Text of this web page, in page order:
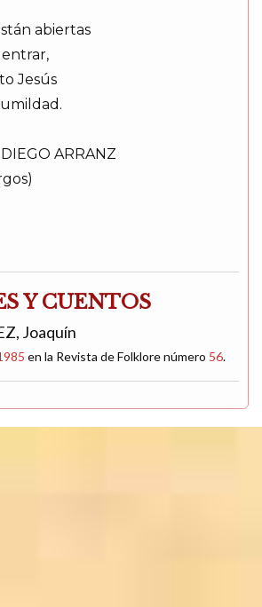
abiertas
entrar,
Jesús
ARRANZ
Y CUENTOS
Joaquín
en la Revista de Folklore número 56.